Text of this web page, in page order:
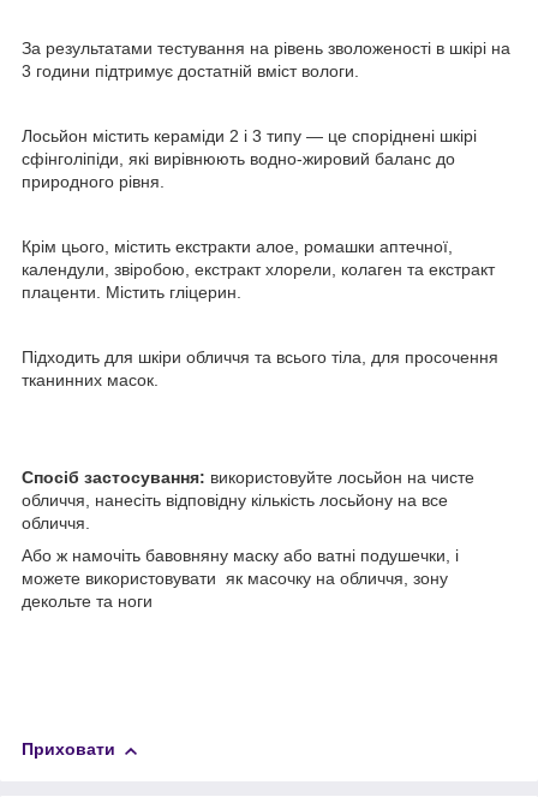
За результатами тестування на рівень зволоженості в шкірі на
3 години підтримує достатній вміст вологи.
Лосьйон містить кераміди 2 і 3 типу — це споріднені шкірі
сфінголіпіди, які вирівнюють водно-жировий баланс до
природного рівня.
Крім цього, містить екстракти алое, ромашки аптечної,
календули, звіробою, екстракт хлорели, колаген та екстракт
плаценти. Містить гліцерин.
Підходить для шкіри обличчя та всього тіла, для просочення
тканинних масок.
Спосіб застосування: використовуйте лосьйон на чисте
обличчя, нанесіть відповідну кількість лосьйону на все
обличчя.
Або ж намочіть бавовняну маску або ватні подушечки, і
можете використовувати як масочку на обличчя, зону
декольте та ноги
Приховати